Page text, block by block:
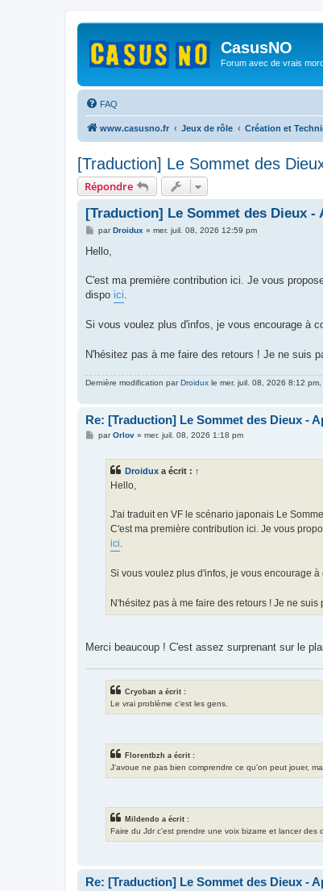
CasusNO
Forum avec de vrais
FAQ
www.casusno.fr Jeux de rôle Création et
[Traduction] Le Sommet des
Répondre
[Traduction] Le Sommet des Dieux -
M
s
g
parDroidux » mer. juil. 08, 2026 12:59 pm
Hello,
C'est ma première contribution ici. Je vous
dispo ici
Si vous voulez plus d'infos, je vous encourage à
N'hésitez pas à me faire des retours ! Je ne suis
Dernière modification parDroidux le mer. juil. 08, 2026 8:12 pm,
Re: [Traduction] Le Sommet des Dieux -
MparOrlov» mer. juil. 08, 2026 1:18 pm
Droidux a écrit : ↑
Hello,
J'ai traduit en VF le scénario japonais Le
C'est ma première contribution ici. Je vous
ici.
Si vous voulez plus d'infos, je vous encourage à
N'hésitez pas à me faire des retours ! Je ne
Merci beaucoup ! C'est assez surprenant sur le
Cryoban a écrit :
Le vrai problème c'est les gens.
Florentbzh a écrit :
J'avoue ne pas bien comprendre ce qu'on peut jouer,
Mildendo a écrit :
Faire du Jdr c'est prendre une voix bizarre et lancer des
Re: [Traduction] Le Sommet des Dieux -